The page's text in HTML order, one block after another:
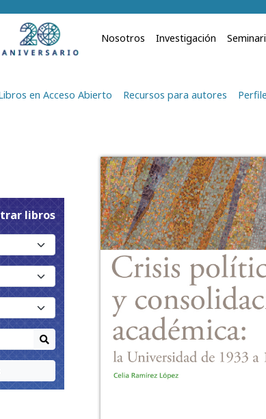
Nosotros Investigación
en Acceso Abierto Recursos para autores
libros